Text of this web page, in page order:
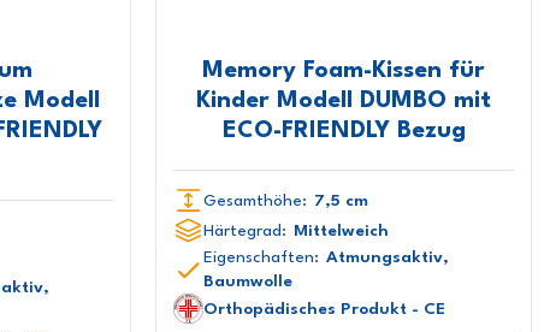
Modell
Memory Foam-Kissen für
Kinder Modell DUMBO mit
ECO-FRIENDLY Bezug
Gesamthöhe: 7,5 cm
Härtegrad: Mittelweich
Eigenschaften: Atmungsaktiv,
Baumwolle
Orthopädisches Produkt - CE